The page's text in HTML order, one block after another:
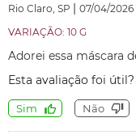
Rio Claro, SP | 07/04/2026
VARIAÇÃO: 10 G
Adorei essa máscara
Esta avaliação foi útil?
Sim Não